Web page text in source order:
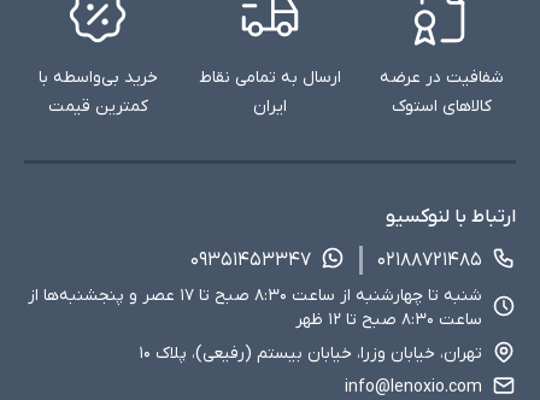
شفافیت در عرضه
کالاهای استوک
ارسال به تمامی نقاط
ایران
خرید بی‌واسطه با
کمترین قیمت
ارتباط با لنوکسیو
۰۲۱۸۸۷۲۱۴۸۵
۰۹۳۵۱۴۵۳۳۴۷
شنبه تا چهارشنبه از ساعت ۸:۳۰ صبح تا ۱۷ عصر و پنجشنبه‌ها از
ساعت ۸:۳۰ صبح تا ۱۲ ظهر
تهران، خیابان وزرا، خیابان بیستم (رفیعی)، پلاک ۱۰
info@lenoxio.com